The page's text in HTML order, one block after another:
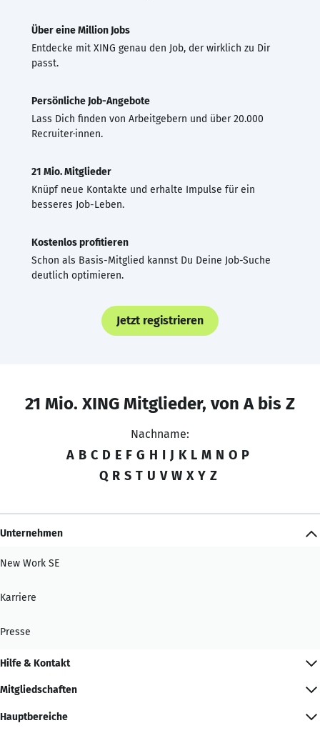
Über eine Million Jobs
Entdecke mit XING genau den Job, der wirklich zu Dir
passt.
Persönliche Job-Angebote
Lass Dich finden von Arbeitgebern und über 20.000
Recruiter·innen.
21 Mio. Mitglieder
Knüpf neue Kontakte und erhalte Impulse für ein
besseres Job-Leben.
Kostenlos profitieren
Schon als Basis-Mitglied kannst Du Deine Job-Suche
deutlich optimieren.
Jetzt registrieren
21 Mio. XING Mitglieder, von A bis Z
Nachname:
A B C D E F G H I J K L M N O P
Q R S T U V W X Y Z
Unternehmen
New Work SE
Karriere
Presse
Hilfe & Kontakt
Mitgliedschaften
Hauptbereiche